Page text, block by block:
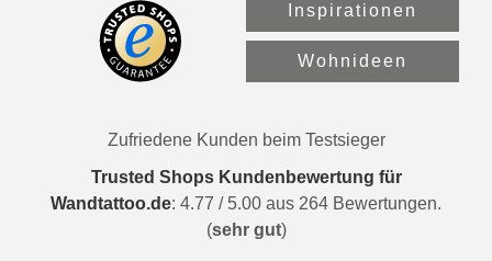
Inspirationen
Wohnideen
Zufriedene Kunden beim Testsieger
Trusted Shops Kundenbewertung für
Wandtattoo.de: 4.77 / 5.00 aus 264 Bewertungen.
(sehr gut)